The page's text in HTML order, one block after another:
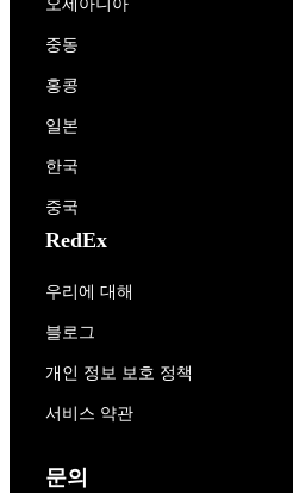
오세아니아
중동
홍콩
일본
한국
중국
RedEx
우리에 대해
블로그
개인 정보 보호 정책
서비스 약관
문의